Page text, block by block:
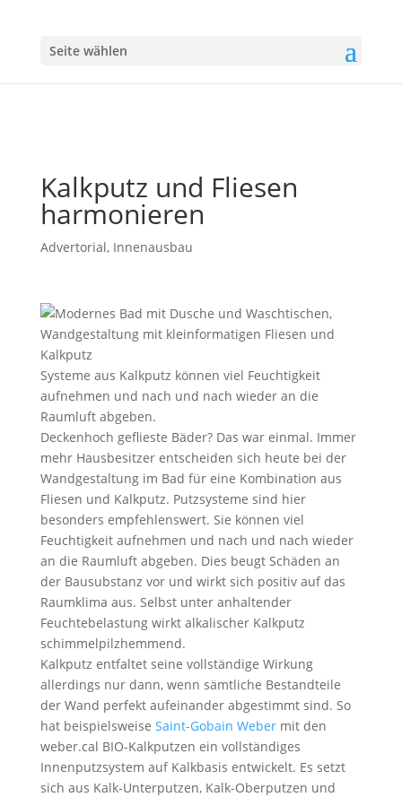
Seite wählen
Kalkputz und Fliesen
harmonieren
Advertorial, Innenausbau
Systeme aus Kalkputz können viel Feuchtigkeit
aufnehmen und nach und nach wieder an die
Raumluft abgeben.
Deckenhoch geflieste Bäder? Das war einmal. Immer
mehr Hausbesitzer entscheiden sich heute bei der
Wandgestaltung im Bad für eine Kombination aus
Fliesen und Kalkputz. Putzsysteme sind hier
besonders empfehlenswert. Sie können viel
Feuchtigkeit aufnehmen und nach und nach wieder
an die Raumluft abgeben. Dies beugt Schäden an
der Bausubstanz vor und wirkt sich positiv auf das
Raumklima aus. Selbst unter anhaltender
Feuchtebelastung wirkt alkalischer Kalkputz
schimmelpilzhemmend.
Kalkputz entfaltet seine vollständige Wirkung
allerdings nur dann, wenn sämtliche Bestandteile
der Wand perfekt aufeinander abgestimmt sind. So
hat beispielsweise Saint-Gobain Webermit den
weber.cal BIO-Kalkputzen ein vollständiges
Innenputzsystem auf Kalkbasis entwickelt. Es setzt
sich aus Kalk-Unterputzen, Kalk-Oberputzen und